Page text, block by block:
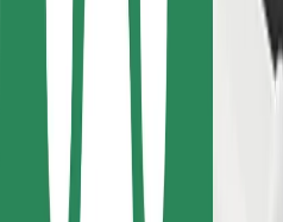
Para usuarios
Para conductores
Para repartidores
Bolt Food
Para propietarios de flota